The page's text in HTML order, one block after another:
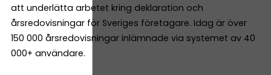
att underlätta arbetet kring deklaration och
årsredovisningar för Sveriges företagare. Idag är över
150 000 årsredovisningar inlämnade via systemet av 40
000+ användare.